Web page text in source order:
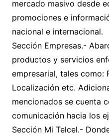
mercado masivo desde
promociones e
nacional e internacional.
Sección Empresas.-
productos y servicios
empresarial, tales como:
Localización etc.
mencionados se cuenta
comunicación hacia los
Sección Mi Telcel.-